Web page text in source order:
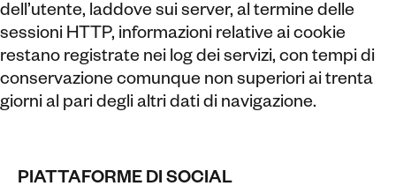
dell’utente, laddove sui server, al termine delle
sessioni HTTP, informazioni relative ai cookie
restano registrate nei log dei servizi, con tempi di
conservazione comunque non superiori ai trenta
giorni al pari degli altri dati di navigazione.
PIATTAFORME DI SOCIAL